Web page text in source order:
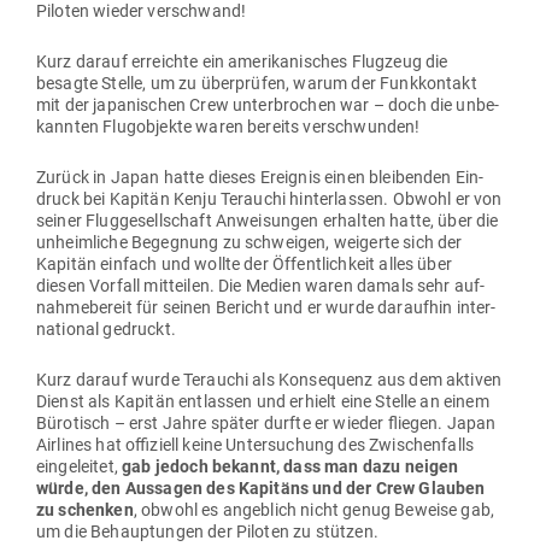
Piloten wieder verschwand!
Kurz darauf erreichte ein ame­ri­ka­ni­sches Flugzeug die
besagte Stelle, um zu über­prüfen, warum der Funk­kontakt
mit der japa­ni­schen Crew unter­brochen war – doch die unbe­
kannten Flug­ob­jekte waren bereits verschwunden!
Zurück in Japan hatte dieses Ereignis einen blei­benden Ein­
druck bei Kapitän Kenju Terauchi hin­ter­lassen. Obwohl er von
seiner Flug­ge­sell­schaft Anwei­sungen erhalten hatte, über die
unheim­liche Begegnung zu schweigen, wei­gerte sich der
Kapitän einfach und wollte der Öffent­lichkeit alles über
diesen Vorfall mit­teilen. Die Medien waren damals sehr auf­
nah­me­bereit für seinen Bericht und er wurde dar­aufhin inter­
na­tional gedruckt.
Kurz darauf wurde Terauchi als Kon­se­quenz aus dem aktiven
Dienst als Kapitän ent­lassen und erhielt eine Stelle an einem
Büro­tisch – erst Jahre später durfte er wieder fliegen. Japan
Air­lines hat offi­ziell keine Unter­su­chung des Zwi­schen­falls
ein­ge­leitet,gab jedoch bekannt, dass man dazu neigen
würde, den Aus­sagen des Kapitäns und der Crew Glauben
zu schenken, obwohl es angeblich nicht genug Beweise gab,
um die Behaup­tungen der Piloten zu stützen.